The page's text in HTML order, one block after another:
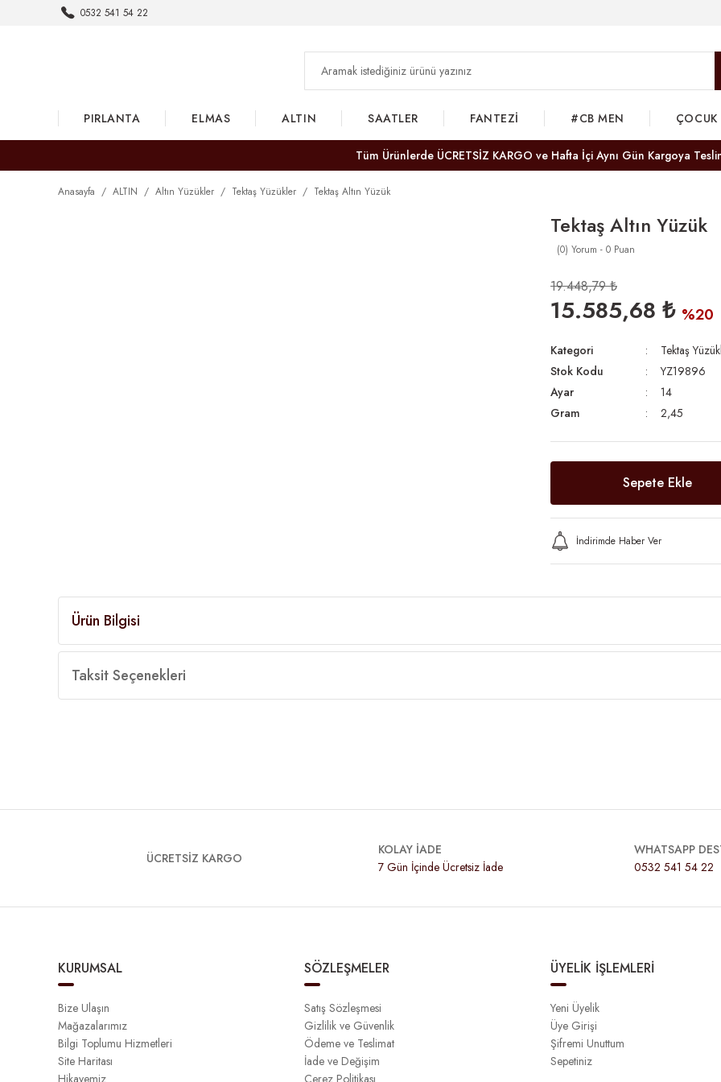
0532 541 54 22
PIRLANTA ELMAS ALTIN SAATLER FANTEZİ #CB MEN ÇOCUK
Tüm Ürünlerde ÜCRETSİZ KARGO ve Hafta İçi Aynı Gün Kargoya
Anasayfa ALTIN Altın Yüzükler Tektaş Yüzükler Tektaş Altın Yüzük
Tektaş Altın Yüzük
(0) Yorum - 0 Puan
19.448,79 ₺
15.585,68 ₺ %20
Kategori
Tektaş
Stok Kodu
YZ19896
Ayar
14
Gram
2,45
Sepete Ekle
İndirimde Haber Ver
Ürün Bilgisi
Taksit Seçenekleri
ÜCRETSİZ KARGO
KOLAY İADE
7 Gün İçinde Ücretsiz İade
WHATSAPP
0532 541 54 22
KURUMSAL
Bize Ulaşın
Mağazalarımız
Bilgi Toplumu Hizmetleri
Site Haritası
Hikayemiz
SÖZLEŞMELER
Satış Sözleşmesi
Gizlilik ve Güvenlik
Ödeme ve Teslimat
İade ve Değişim
Çerez Politikası
ÜYELİK İŞLEMLERİ
Yeni Üyelik
Üye Girişi
Şifremi Unuttum
Sepetiniz